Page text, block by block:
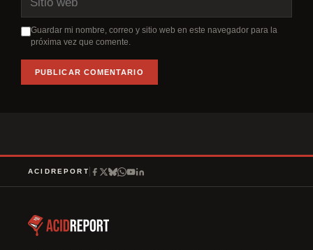
Guardar mi nombre, correo y sitio web en este navegador para la
próxima vez que comente.
e
n
ACIDREPORT